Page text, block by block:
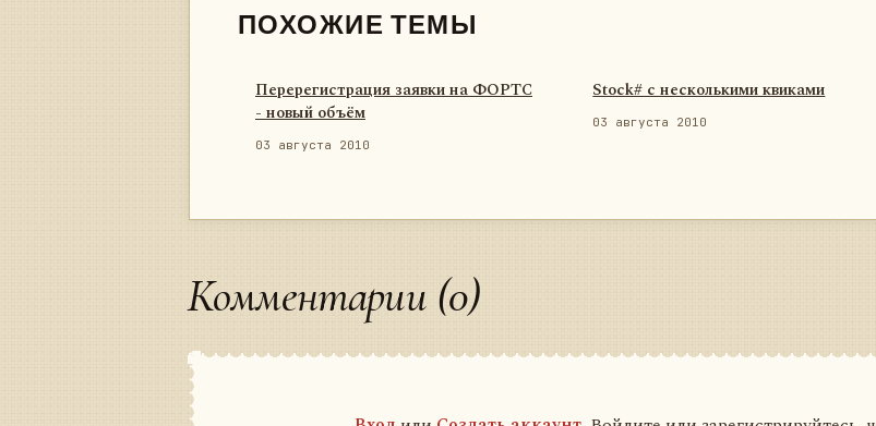
ПОХОЖИЕ ТЕМЫ
Перерегистрация заявки на ФОРТС
- новый объём
03 августа 2010
Stock# с несколькими квиками
03 августа 2010
Комментарии (0)